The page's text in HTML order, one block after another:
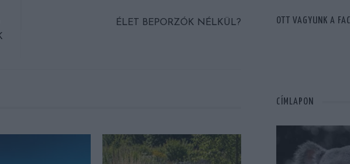
ÉLET BEPORZÓK NÉLKÜL? OTT VAGYUNK A
CÍMLAPON